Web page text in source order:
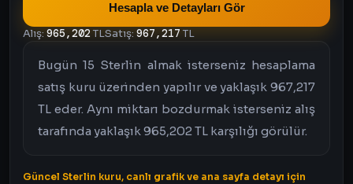
Hesapla ve Detayları Gör
Alış: 965,202 TLSatış: 967,217 TL
Bugün 15 Sterlin almak isterseniz hesaplama
satış kuru üzerinden yapılır ve yaklaşık 967,217
TL eder. Aynı miktarı bozdurmak isterseniz alış
tarafında yaklaşık 965,202 TL karşılığı görülür.
Güncel Sterlin kuru, canlı grafik ve ana sayfa detayı için